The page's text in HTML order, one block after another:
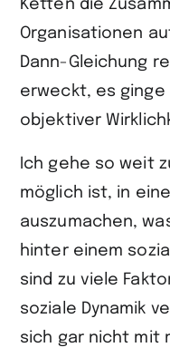
Ketten die
Organisationen
Dann-Gleichung
erweckt, es ginge
objektiver
Ich gehe so weit
möglich ist, in
auszumachen,
hinter einem
sind zu viele
soziale Dynamik
sich gar nicht mit